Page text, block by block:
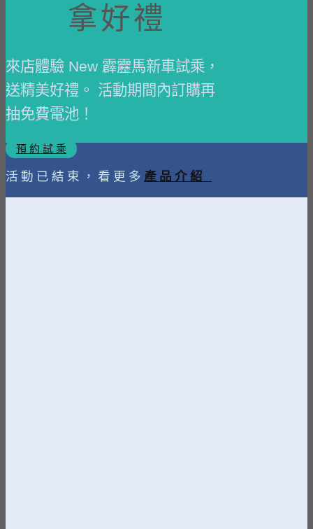
拿好禮
來店體驗 New 霹靂馬新車試乘，
送精美好禮。 活動期間內訂購再
抽免費電池！
預 約 試 乘
活動已結束，看更多 產品介紹